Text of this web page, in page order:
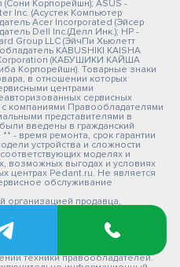
Корпорейшн); ASUS -
Inc. (Асустек Компьютер
Acer Incorporated (Эйсер
Dell Inc.(Делл Инк.); HP -
Group LLC (ЭйчПи Хьюлетт
KABUSHIKI KAISHA
(КАБУШИКИ КАЙША
Корпорейшн). Товарные знаки
в отношении которых
центрами
сервисных
с компаниями Правообладателями
представителями в
введены в гражданский
- время ремонта, срок гарантии
устройства и сложности
моделях и
возможных выгодах и условиях
центрах Pedant.ru. Не является
обслуживание
продавца,
сервис центром.
индивидуализации
и введения посетителей в
потребителей о
техники правообладателей.